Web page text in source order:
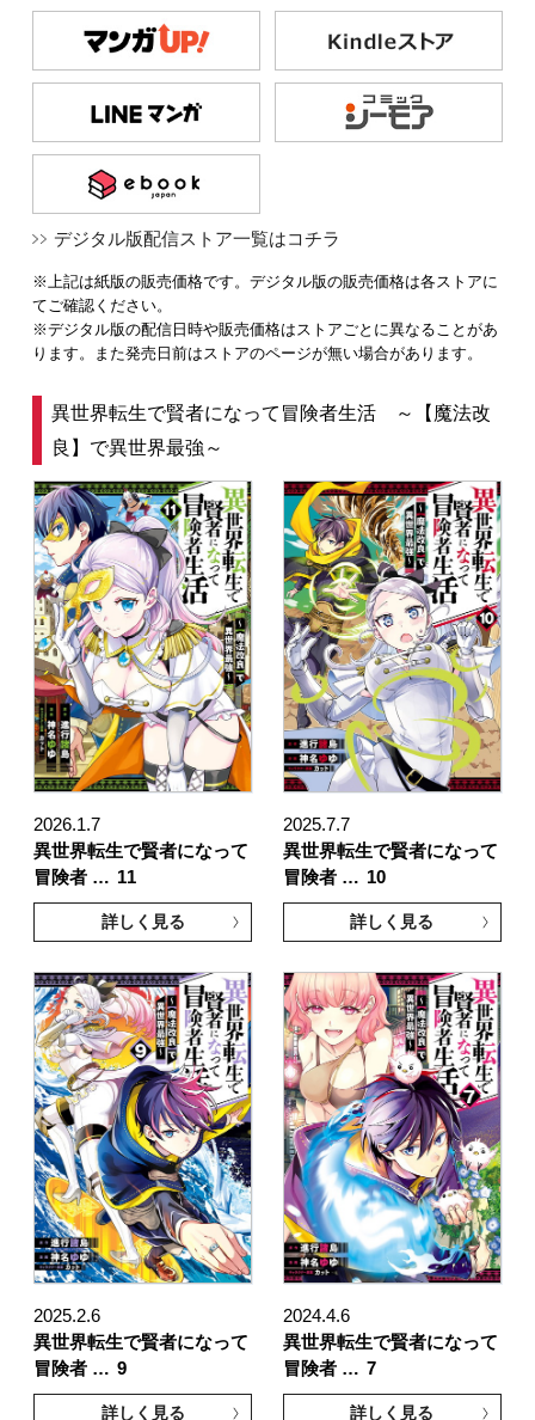
デジタル版配信ストア一覧はコチラ
※上記は紙版の販売価格です。デジタル版の販売価格は各ストアに
てご確認ください。
※デジタル版の配信日時や販売価格はストアごとに異なることがあ
ります。また発売日前はストアのページが無い場合があります。
異世界転生で賢者になって冒険者生活 ～【魔法改
良】で異世界最強～
2026.1.7
異世界転生で賢者になって
冒険者 … 11
詳しく見る
2025.7.7
異世界転生で賢者になって
冒険者 … 10
詳しく見る
2025.2.6
異世界転生で賢者になって
冒険者 … 9
詳しく見る
2024.4.6
異世界転生で賢者になって
冒険者 … 7
詳しく見る